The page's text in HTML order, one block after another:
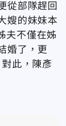
從部隊趕回
嫂的妹妹本
夫不僅在姊
婚了，更
此，陳彥